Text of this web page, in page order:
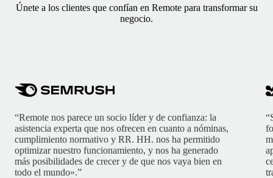
Únete a los clientes que confían en Remote para transformar su
negocio.
“Remote nos parece un socio líder y de confianza: la
asistencia experta que nos ofrecen en cuanto a nóminas,
cumplimiento normativo y RR. HH. nos ha permitido
optimizar nuestro funcionamiento, y nos ha generado
más posibilidades de crecer y de que nos vaya bien en
todo el mundo».”